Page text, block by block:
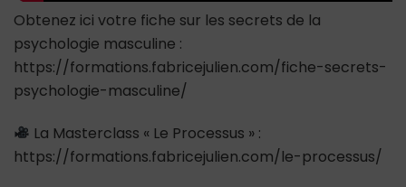
Obtenez ici votre fiche sur les secrets de la
psychologie masculine :
https://formations.fabricejulien.com/fiche-secrets-
psychologie-masculine/
La Masterclass « Le Processus » :
https://formations.fabricejulien.com/le-processus/